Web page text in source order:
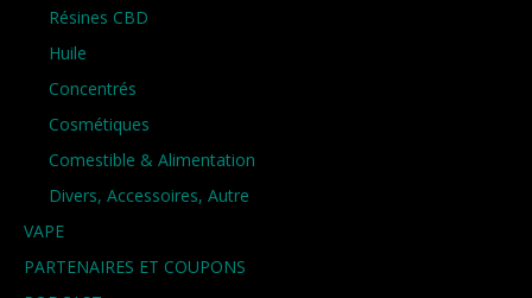
Résines CBD
Huile
Concentrés
Cosmétiques
Comestible & Alimentation
Divers, Accessoires, Autre
VAPE
PARTENAIRES ET COUPONS